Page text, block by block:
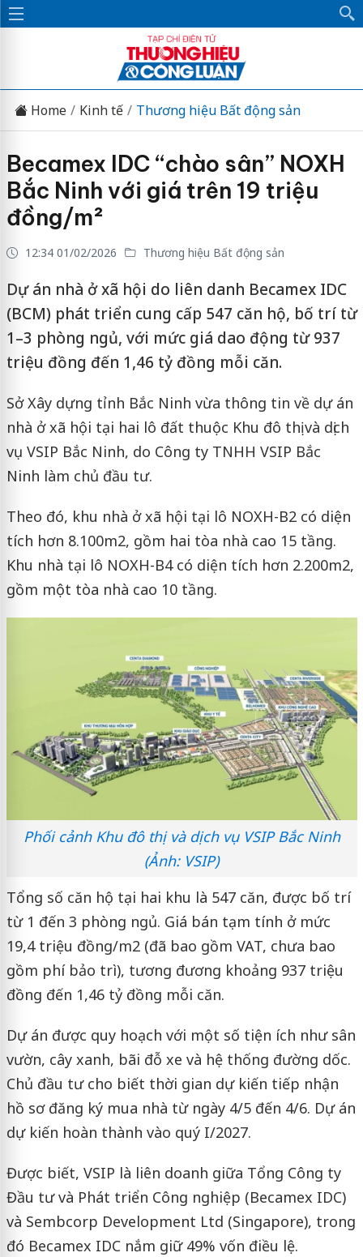
Home Kinh tế Thương hiệu Bất động sản
Becamex IDC “chào sân” NOXH
Bắc Ninh với giá trên 19 triệu
đồng/m²
12:34 01/02/2026 Thương hiệu Bất động sản
Dự án nhà ở xã hội do liên danh Becamex IDC
(BCM) phát triển cung cấp 547 căn hộ, bố trí từ
1–3 phòng ngủ, với mức giá dao động từ 937
triệu đồng đến 1,46 tỷ đồng mỗi căn.
Sở Xây dựng tỉnh Bắc Ninh vừa thông tin về dự án
nhà ở xã hội tại hai lô đất thuộc Khu đô thị và dịch
vụ VSIP Bắc Ninh, do Công ty TNHH VSIP Bắc
Ninh làm chủ đầu tư.
Theo đó, khu nhà ở xã hội tại lô NOXH-B2 có diện
tích hơn 8.100m2, gồm hai tòa nhà cao 15 tầng.
Khu nhà tại lô NOXH-B4 có diện tích hơn 2.200m2,
gồm một tòa nhà cao 10 tầng.
Phối cảnh Khu đô thị và dịch vụ VSIP Bắc Ninh
(Ảnh: VSIP)
Tổng số căn hộ tại hai khu là 547 căn, được bố trí
từ 1 đến 3 phòng ngủ. Giá bán tạm tính ở mức
19,4 triệu đồng/m2 (đã bao gồm VAT, chưa bao
gồm phí bảo trì), tương đương khoảng 937 triệu
đồng đến 1,46 tỷ đồng mỗi căn.
Dự án được quy hoạch với một số tiện ích như sân
vườn, cây xanh, bãi đỗ xe và hệ thống đường dốc.
Chủ đầu tư cho biết thời gian dự kiến tiếp nhận
hồ sơ đăng ký mua nhà từ ngày 4/5 đến 4/6. Dự án
dự kiến hoàn thành vào quý I/2027.
Được biết, VSIP là liên doanh giữa Tổng Công ty
Đầu tư và Phát triển Công nghiệp (Becamex IDC)
và Sembcorp Development Ltd (Singapore), trong
đó Becamex IDC nắm giữ 49% vốn điều lệ.